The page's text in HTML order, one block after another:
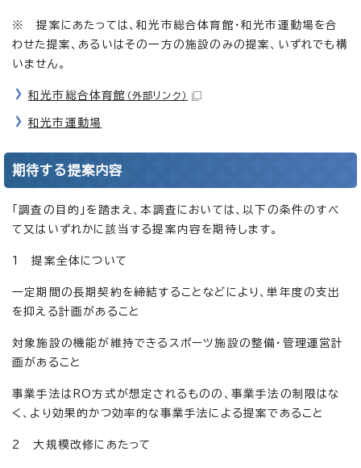
※ 提案にあたっては、和光市総合体育館・和光市運動場を合
わせた提案、あるいはその一方の施設のみの提案、いずれでも構
いません。
和光市総合体育館 （外部リンク）
和光市運動場
期待する提案内容
「調査の目的」を踏まえ、本調査においては、以下の条件のすべ
て又はいずれかに該当する提案内容を期待します。
1 提案全体について
一定期間の長期契約を締結することなどにより、単年度の支出
を抑える計画があること
対象施設の機能が維持できるスポーツ施設の整備・管理運営計
画があること
事業手法はRO方式が想定されるものの、事業手法の制限はな
く、より効果的かつ効率的な事業手法による提案であること
2 大規模改修にあたって